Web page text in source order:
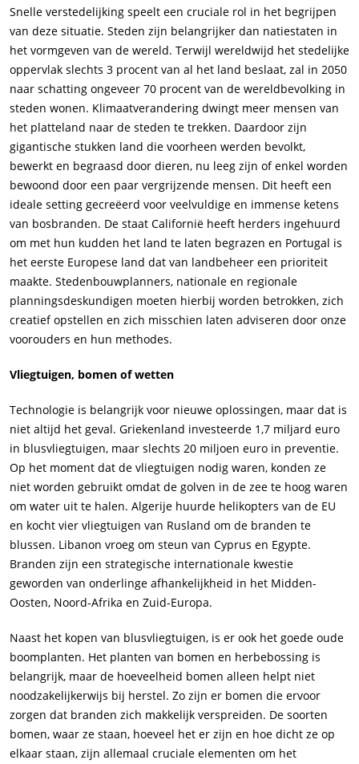
Snelle verstedelijking speelt een cruciale rol in het begrijpen
van deze situatie. Steden zijn belangrijker dan natiestaten in
het vormgeven van de wereld. Terwijl wereldwijd het stedelijke
oppervlak slechts 3 procent van al het land beslaat, zal in 2050
naar schatting ongeveer 70 procent van de wereldbevolking in
steden wonen. Klimaatverandering dwingt meer mensen van
het platteland naar de steden te trekken. Daardoor zijn
gigantische stukken land die voorheen werden bevolkt,
bewerkt en begraasd door dieren, nu leeg zijn of enkel worden
bewoond door een paar vergrijzende mensen. Dit heeft een
ideale setting gecreëerd voor veelvuldige en immense ketens
van bosbranden. De staat Californië heeft herders ingehuurd
om met hun kudden het land te laten begrazen en Portugal is
het eerste Europese land dat van landbeheer een prioriteit
maakte. Stedenbouwplanners, nationale en regionale
planningsdeskundigen moeten hierbij worden betrokken, zich
creatief opstellen en zich misschien laten adviseren door onze
voorouders en hun methodes.
Vliegtuigen, bomen of wetten
Technologie is belangrijk voor nieuwe oplossingen, maar dat is
niet altijd het geval. Griekenland investeerde 1,7 miljard euro
in blusvliegtuigen, maar slechts 20 miljoen euro in preventie.
Op het moment dat de vliegtuigen nodig waren, konden ze
niet worden gebruikt omdat de golven in de zee te hoog waren
om water uit te halen. Algerije huurde helikopters van de EU
en kocht vier vliegtuigen van Rusland om de branden te
blussen. Libanon vroeg om steun van Cyprus en Egypte.
Branden zijn een strategische internationale kwestie
geworden van onderlinge afhankelijkheid in het Midden-
Oosten, Noord-Afrika en Zuid-Europa.
Naast het kopen van blusvliegtuigen, is er ook het goede oude
boomplanten. Het planten van bomen en herbebossing is
belangrijk, maar de hoeveelheid bomen alleen helpt niet
noodzakelijkerwijs bij herstel. Zo zijn er bomen die ervoor
zorgen dat branden zich makkelijk verspreiden. De soorten
bomen, waar ze staan, hoeveel het er zijn en hoe dicht ze op
elkaar staan, zijn allemaal cruciale elementen om het